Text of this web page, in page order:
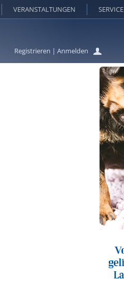
Registrieren | Anmelden
VERANSTALTUNGEN SERVICE